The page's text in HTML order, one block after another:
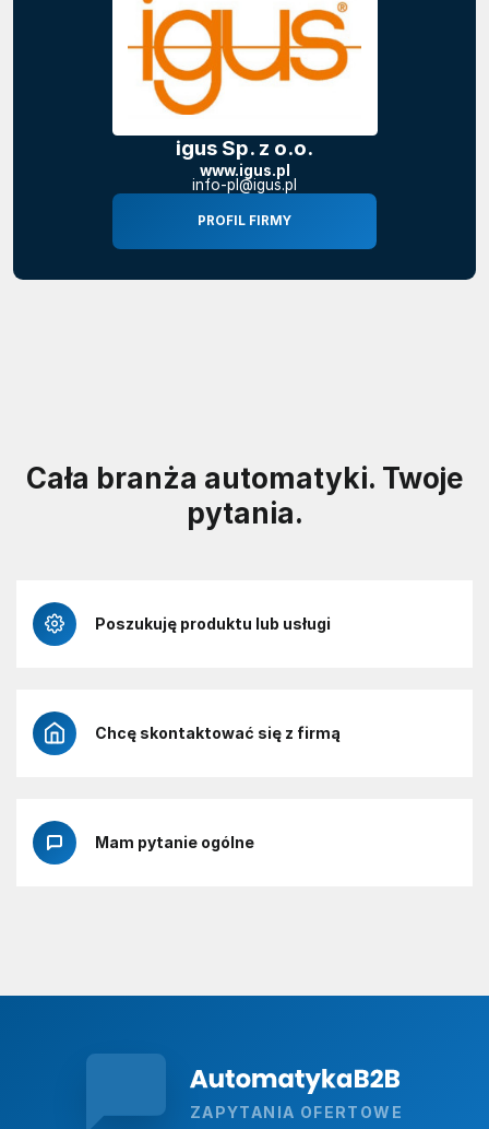
igus Sp. z o.o.
www.igus.pl
info-pl@igus.pl
PROFIL FIRMY
Cała branża automatyki. Twoje
pytania.
Poszukuję produktu lub usługi
Chcę skontaktować się z firmą
Mam pytanie ogólne
ZAPYTANIA OFERTOWE